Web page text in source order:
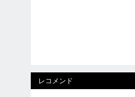
レコメンド